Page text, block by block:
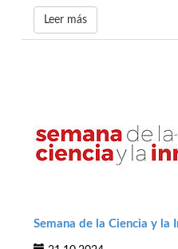
Leer más
Semana de la Ciencia y la